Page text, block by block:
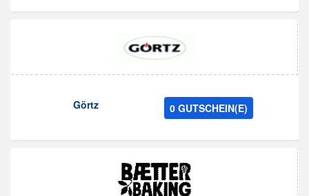
Görtz 0 GUTSCHEIN(E)